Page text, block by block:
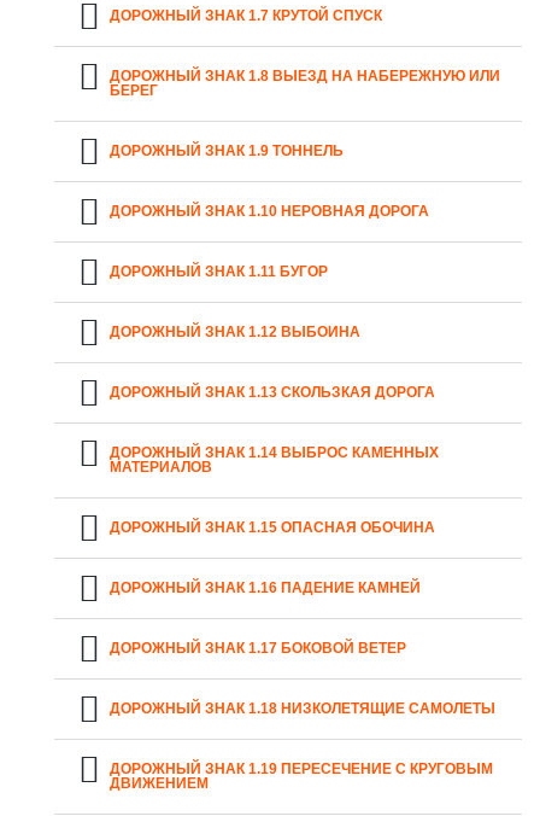
ДОРОЖНЫЙ ЗНАК 1.7 КРУТОЙ СПУСК
ДОРОЖНЫЙ ЗНАК 1.8 ВЫЕЗД НА НАБЕРЕЖНУЮ ИЛИ
БЕРЕГ
ДОРОЖНЫЙ ЗНАК 1.9 ТОННЕЛЬ
ДОРОЖНЫЙ ЗНАК 1.10 НЕРОВНАЯ ДОРОГА
ДОРОЖНЫЙ ЗНАК 1.11 БУГОР
ДОРОЖНЫЙ ЗНАК 1.12 ВЫБОИНА
ДОРОЖНЫЙ ЗНАК 1.13 СКОЛЬЗКАЯ ДОРОГА
ДОРОЖНЫЙ ЗНАК 1.14 ВЫБРОС КАМЕННЫХ
МАТЕРИАЛОВ
ДОРОЖНЫЙ ЗНАК 1.15 ОПАСНАЯ ОБОЧИНА
ДОРОЖНЫЙ ЗНАК 1.16 ПАДЕНИЕ КАМНЕЙ
ДОРОЖНЫЙ ЗНАК 1.17 БОКОВОЙ ВЕТЕР
ДОРОЖНЫЙ ЗНАК 1.18 НИЗКОЛЕТЯЩИЕ САМОЛЕТЫ
ДОРОЖНЫЙ ЗНАК 1.19 ПЕРЕСЕЧЕНИЕ С КРУГОВЫМ
ДВИЖЕНИЕМ